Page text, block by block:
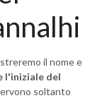
il nome e
l'iniziale del
soltanto